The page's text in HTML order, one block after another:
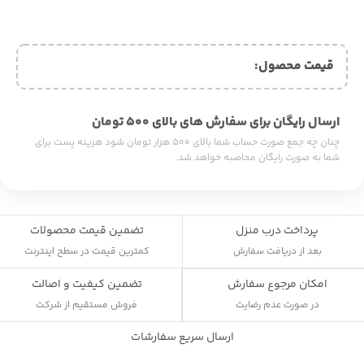
قیمت محصول:​
ارسال رایگان برای سفارش های بالای ۵۰۰ تومان
چنان چه جمع صورت حساب شما بالای ۵۰۰ هزار تومان شود هزینه پست برای
شما به صورت رایگان محاصبه خواهد شد.
پرداخت درب منزل
بعد از دریافت سفارش
تضمین قیمت محصولات
کمترین قیمت در سطح اینترنت
امکان مرجوع سفارش
در صورت عدم رضایت
تضمین کیفیت و اصالت
فروش مستقیم از شرکت
ارسال سریع سفارشات